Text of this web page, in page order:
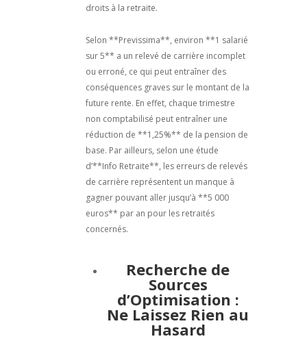
droits à la retraite.
Selon **Previssima**, environ **1 salarié
sur 5** a un relevé de carrière incomplet
ou erroné, ce qui peut entraîner des
conséquences graves sur le montant de la
future rente. En effet, chaque trimestre
non comptabilisé peut entraîner une
réduction de **1,25%** de la pension de
base. Par ailleurs, selon une étude
d’**Info Retraite**, les erreurs de relevés
de carrière représentent un manque à
gagner pouvant aller jusqu’à **5 000
euros** par an pour les retraités
concernés.
Recherche de
Sources
d’Optimisation :
Ne Laissez Rien au
Hasard